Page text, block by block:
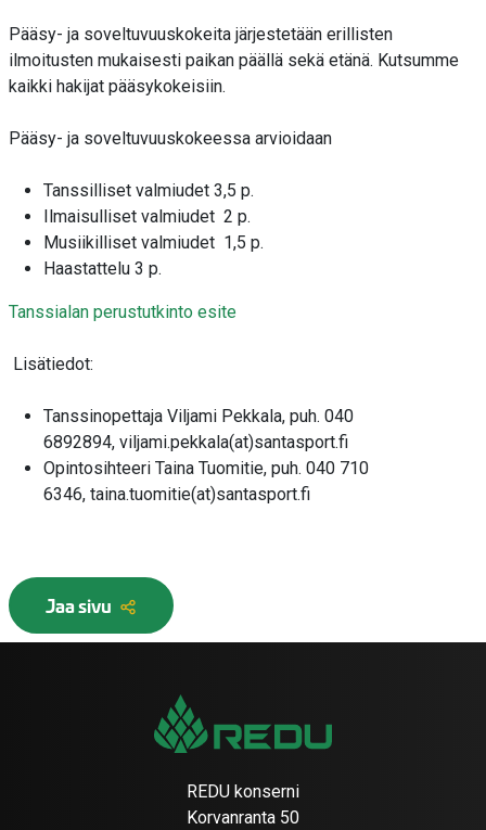
Pääsy- ja soveltuvuuskokeita järjestetään erillisten
ilmoitusten mukaisesti paikan päällä sekä etänä. Kutsumme
kaikki hakijat pääsykokeisiin.
Pääsy- ja soveltuvuuskokeessa arvioidaan
Tanssilliset valmiudet 3,5 p.
Ilmaisulliset valmiudet 2 p.
Musiikilliset valmiudet 1,5 p.
Haastattelu 3 p.
Tanssialan perustutkinto esite
Lisätiedot:
Tanssinopettaja Viljami Pekkala, puh. 040
6892894, viljami.pekkala(at)santasport.fi
Opintosihteeri Taina Tuomitie, puh. 040 710
6346, taina.tuomitie(at)santasport.fi
Jaa sivu
REDU konserni
Korvanranta 50